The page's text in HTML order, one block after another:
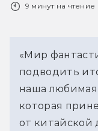
9 минут на чтение
«Мир
подводить
наша
которая
от китайской